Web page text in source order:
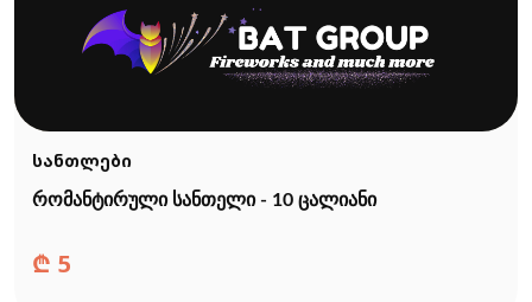
სანთლები
რომანტირული სანთელი - 10 ცალიანი
₾ 5